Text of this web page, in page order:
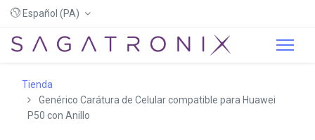
Español (PA)
Tienda
Genérico Carátura de Celular compatible para Huawei
P50 con Anillo